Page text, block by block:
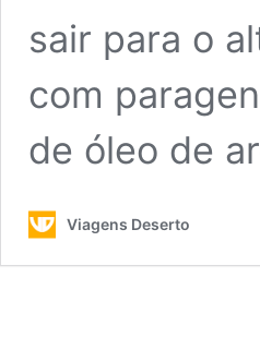
sair para o
com
de óleo de
Viagens Deserto